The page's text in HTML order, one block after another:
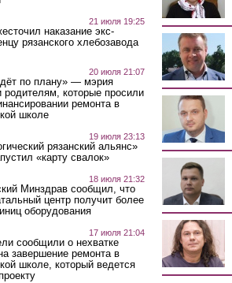
21 июля 19:25
наказание экс-
рязанского хлебозавода
20 июля 21:07
по плану» — мэрия
родителям, которые просили
ремонта в
школе
19 июля 23:13
рязанский альянс»
«карту свалок»
18 июля 21:32
Минздрав сообщил, что
центр получит более
оборудования
17 июля 21:04
сообщили о нехватке
завершение ремонта в
школе, который ведется